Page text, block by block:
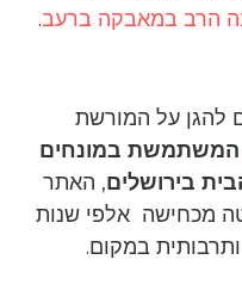
הרב במאבקה ברעב.
להגן על המורשת
המשתמשת במונחים
בירושלים, האתר
מכחישה אלפי שנות
במקום.